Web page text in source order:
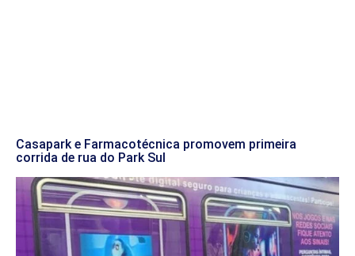
Casapark e Farmacotécnica promovem primeira
corrida de rua do Park Sul